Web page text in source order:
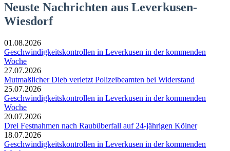
Neuste Nachrichten aus Leverkusen-
Wiesdorf
01.08.2026
Geschwindigkeitskontrollen in Leverkusen in der kommenden
Woche
27.07.2026
Mutmaßlicher Dieb verletzt Polizeibeamten bei Widerstand
25.07.2026
Geschwindigkeitskontrollen in Leverkusen in der kommenden
Woche
20.07.2026
Drei Festnahmen nach Raubüberfall auf 24-jährigen Kölner
18.07.2026
Geschwindigkeitskontrollen in Leverkusen in der kommenden